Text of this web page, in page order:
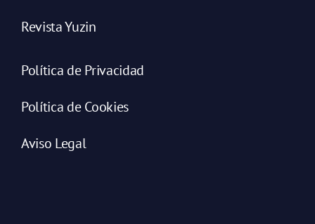
Revista Yuzin
Política de Privacidad
Política de Cookies
Aviso Legal